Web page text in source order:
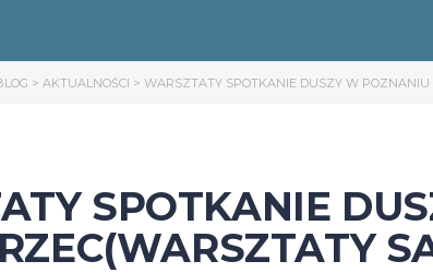
> AKTUALNOŚCI > WARSZTATY SPOTKANIE DUSZY W
SPOTKANIE